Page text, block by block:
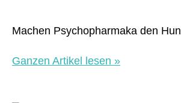
Machen Psychopharmaka den
Ganzen Artikel lesen »